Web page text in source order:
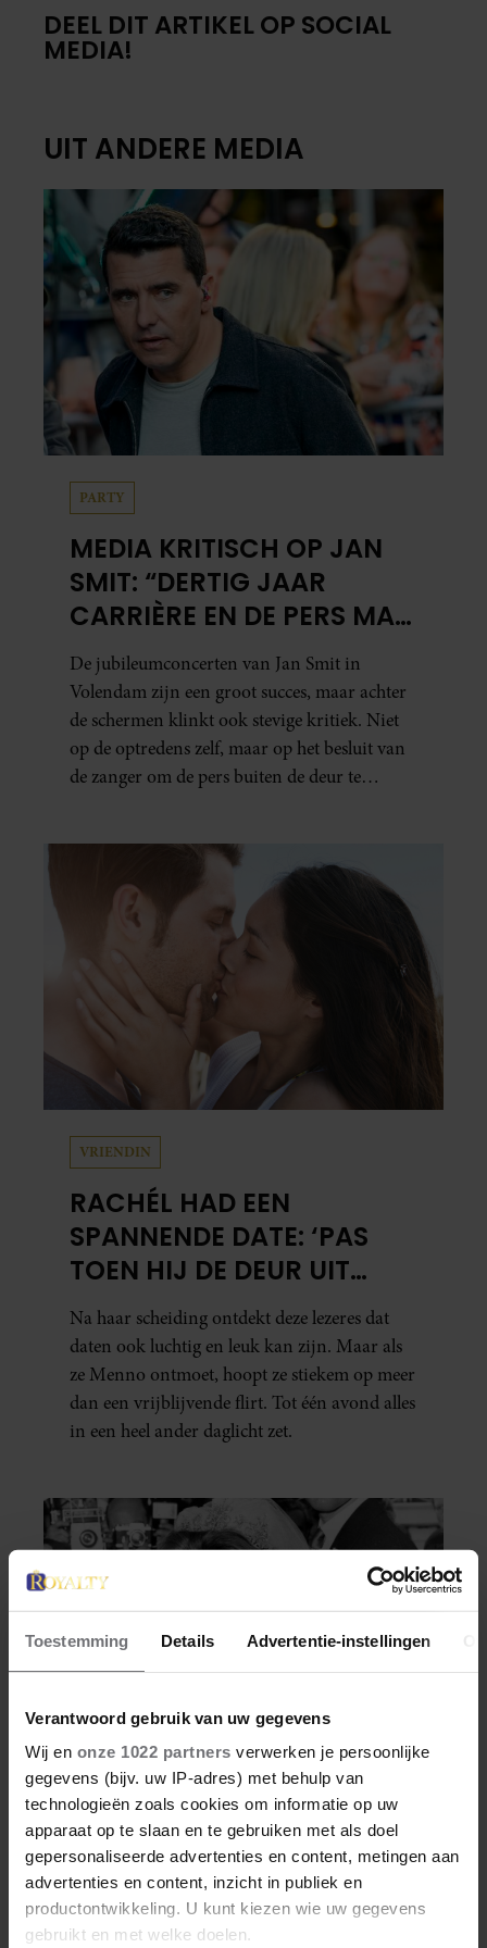
Toestemming Details Advertentie-instellingen
Verantwoord gebruik van uw gegevens
Wij en onze 1022 partners verwerken je persoonlijke
gegevens (bijv. uw IP-adres) met behulp van
technologieën zoals cookies om informatie op uw
apparaat op te slaan en te gebruiken met als doel
gepersonaliseerde advertenties en content, metingen aan
advertenties en content, inzicht in publiek en
productontwikkeling. U kunt kiezen wie uw gegevens
gebruikt en met welke doelen.
DEEL DIT ARTIKEL OP SOCIAL
MEDIA!
UIT ANDERE MEDIA
PARTY
MEDIA KRITISCH OP JAN
SMIT: “DERTIG JAAR
CARRIÈRE EN DE PERS MAG
NIET NAAR BINNEN”
De jubileumconcerten van Jan Smit in
Volendam zijn een groot succes, maar achter
de schermen klinkt ook stevige kritiek. Niet
op de optredens zelf, maar op het besluit van
de zanger om de pers buiten de deur te
entertainmentjournalisten hun teleurstelling.
Volgens hen is Jan Smit de afgelopen jaren
steeds moeilijker bereikbaar geworden en
gunt hij de media nauwelijks nog interviews.
VRIENDIN
RACHÉL HAD EEN
SPANNENDE DATE: ‘PAS
TOEN HIJ DE DEUR UIT
WAS, BESEFTE IK WAT ER
ECHT WAS GEBEURD’
Na haar scheiding ontdekt deze lezeres dat
daten ook luchtig en leuk kan zijn. Maar als
ze Menno ontmoet, hoopt ze stiekem op meer
dan een vrijblijvende flirt. Tot één avond alles
in een heel ander daglicht zet.
WEEKEND
DIT WAS ELIZABETH ALICE
WISE, DE ROYAL DIE
TERECHTSTOND VOOR DE